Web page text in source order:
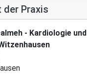
der Praxis
- Kardiologie und